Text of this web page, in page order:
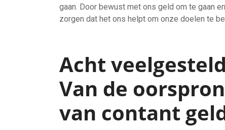
gaan. Door bewust met ons geld om te gaan
zorgen dat het ons helpt om onze doelen te
Acht
Van de
van contant